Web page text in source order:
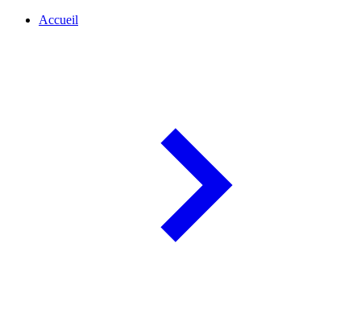
Accueil